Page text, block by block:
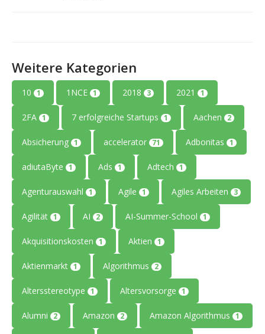
Weitere Kategorien
10 1 1NCE 1 2018 3 2021 1
2FA 1 7 erfolgreiche Startups 1 Aachen 2
Absicherung 1 accelerator 71 Adbonitas 1
adiutaByte 1 Ads 1 Adtech 1
Agenturauswahl 1 Agile 1 Agiles Arbeiten 3
Agilität 1 AI 2 AI-Summer-School 1
Akquisitionskosten 1 Aktien 1
Aktienmarkt 1 Algorithmus 2
Altersstereotype 1 Altersvorsorge 1
Alumni 2 Amazon 2 Amazon Algorithmus 1